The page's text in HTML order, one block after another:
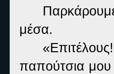
μέσα.
παπούτσια μου